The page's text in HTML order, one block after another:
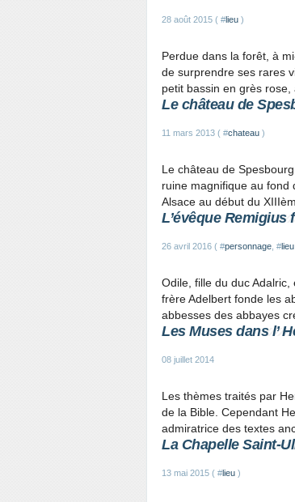
28 août 2015 ( #lieu )
Perdue dans la forêt, à
de surprendre ses rares
petit bassin en grès rose,
Le château de
11 mars 2013 ( #chateau )
Le château de
ruine magnifique au fond
Alsace au début du
L’évêque Remigius
26 avril 2016 ( #personnage , #lieu
Odile, fille du duc
frère Adelbert fonde les
abbesses des abbayes
Les Muses dans l’
08 juillet 2014
Les thèmes traités par
de la Bible. Cependant
admiratrice des textes
La Chapelle Saint-
13 mai 2015 ( #lieu )